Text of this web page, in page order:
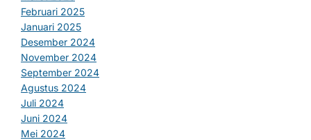
Februari 2025
Januari 2025
Desember 2024
November 2024
September 2024
Agustus 2024
Juli 2024
Juni 2024
Mei 2024